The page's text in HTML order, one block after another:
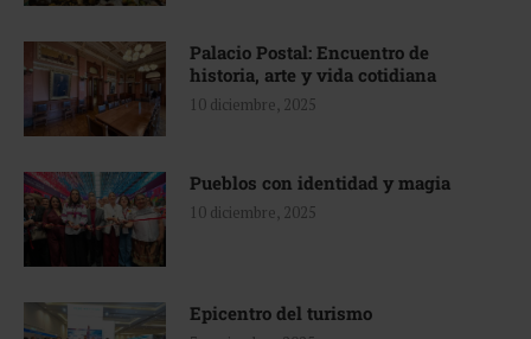
Palacio Postal: Encuentro de
historia, arte y vida cotidiana
10 diciembre, 2025
Pueblos con identidad y magia
10 diciembre, 2025
Epicentro del turismo